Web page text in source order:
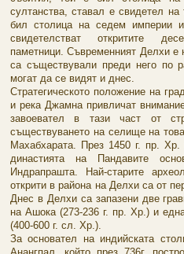
султанства, ставал е свидетел
бил столица на седем империи
свидетелстват откритите
паметници. Съвременният Делхи е
са съществували преди него по
могат да се видят и днес.
Стратегическото положение на
и река Джамна привличат
завоевател в тази част от
съществуването на селище на
Махабхарата. През 1450 г. пр.
династията на Пандавите
Индрапрашта. Най-старите
открити в района на Делхи са от
Днес в Делхи са запазени две
на Ашока (273-236 г. пр. Хр.) и
(400-600 г. сл. Хр.).
За основател на индийската